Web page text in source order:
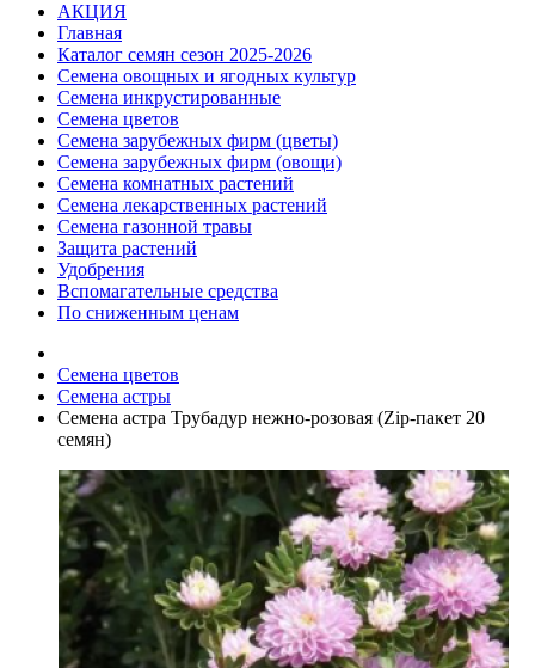
АКЦИЯ
Главная
Каталог семян сезон 2025-2026
Семена овощных и ягодных культур
Семена инкрустированные
Семена цветов
Семена зарубежных фирм (цветы)
Семена зарубежных фирм (овощи)
Семена комнатных растений
Семена лекарственных растений
Семена газонной травы
Защита растений
Удобрения
Вспомагательные средства
По сниженным ценам
Семена цветов
Семена астры
Семена астра Трубадур нежно-розовая (Zip-пакет 20
семян)